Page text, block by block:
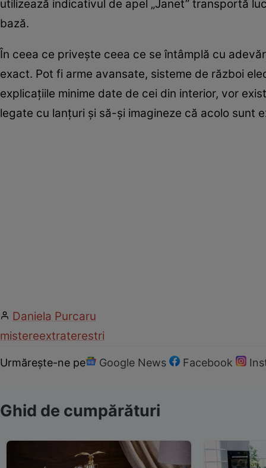
utilizează indicativul de apel „Janet” transportă
bază.
În ceea ce priveşte ceea ce se întâmplă cu
exact. Pot fi arme avansate, sisteme de război
explicaţiile minime date de cei din interior, vor
legate cu lanţuri şi să-şi imagineze că acolo sunt
Daniela Purcaru
mistereextraterestri
Urmărește-ne pe Google News Facebook
Ghid de cumpărături